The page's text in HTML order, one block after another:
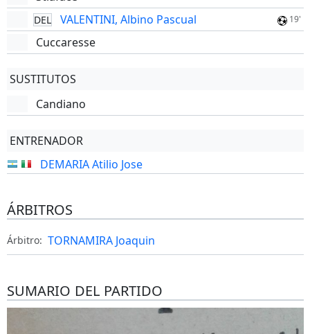
DEL VALENTINI, Albino Pascual 19'
Cuccaresse
SUSTITUTOS
Candiano
ENTRENADOR
DEMARIA Atilio Jose
ÁRBITROS
Árbitro: TORNAMIRA Joaquin
SUMARIO DEL PARTIDO